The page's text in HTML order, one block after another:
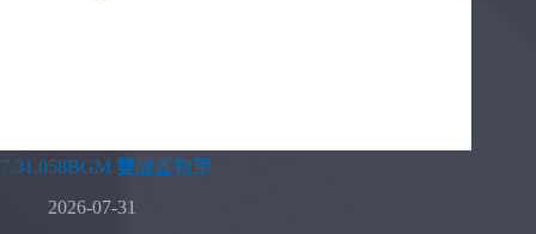
7.31.058BGM 雙層置物架
2026-07-31